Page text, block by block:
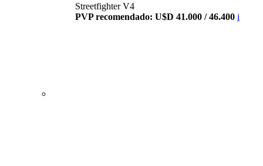
Streetfighter V4
PVP recomendado: U$D 41.000 / 46.400 i